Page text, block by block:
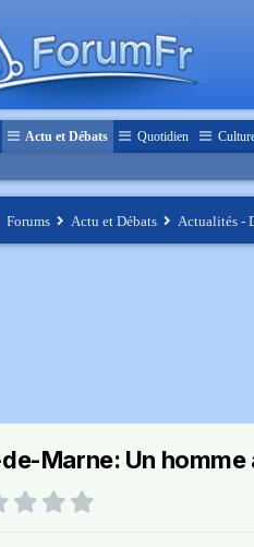
Actu et Débats Quotidien
Forums Actu et Débats Actualités -
Marne: Un homme